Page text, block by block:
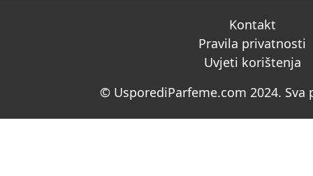
Kontakt
Pravila privatnosti
Uvjeti korištenja
© UsporediParfeme.com 2024. Sva